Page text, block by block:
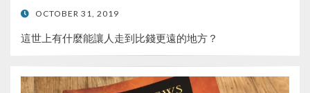
POSTED
OCTOBER 31, 2019
這世上有什麼能讓人走到比錢更遠的地方？